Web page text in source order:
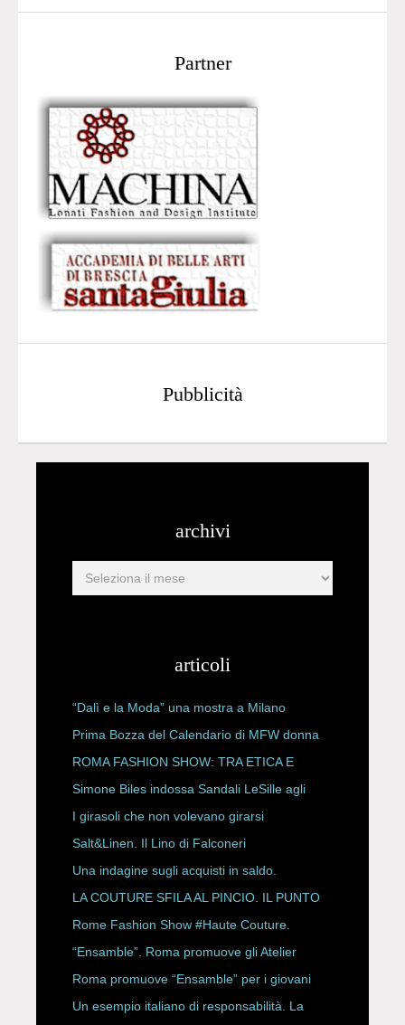
Partner
Pubblicità
archivi
articoli
“Dalì e la Moda” una mostra a Milano
Prima Bozza del Calendario di MFW donna
P/E 2027
ROMA FASHION SHOW: TRA ETICA E
HAUTE COUTURE
Simone Biles indossa Sandali LeSille agli
ESPY Awards 2026
I girasoli che non volevano girarsi
Salt&Linen. Il Lino di Falconeri
Una indagine sugli acquisti in saldo.
LA COUTURE SFILA AL PINCIO. IL PUNTO
CON ALESSANDRO ONORATO E
ROBERTA ANGELILLI
Rome Fashion Show #Haute Couture.
“Ensamble”. Roma promuove gli Atelier
Storici
Roma promuove “Ensamble” per i giovani
Un esempio italiano di responsabilità. La